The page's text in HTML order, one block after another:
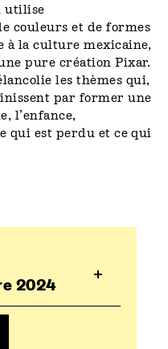
utilise
couleurs et de formes
à la culture mexicaine,
pure création Pixar.
les thèmes qui,
par former une
l’enfance,
qui est perdu et ce qui
2024